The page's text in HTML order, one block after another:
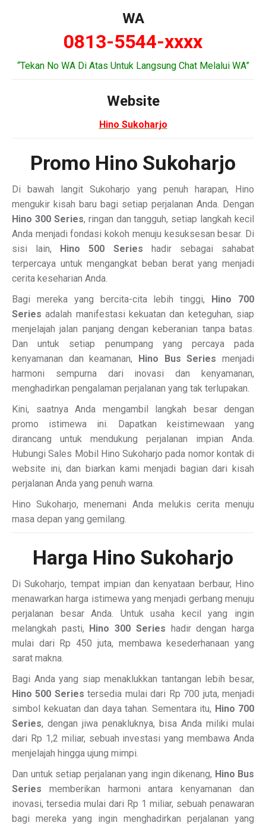
WA
0813-5544-xxxx
“Tekan No WA Di Atas Untuk Langsung Chat Melalui WA”
Website
Hino Sukoharjo
Promo Hino Sukoharjo
Di bawah langit Sukoharjo yang penuh harapan, Hino
mengukir kisah baru bagi setiap perjalanan Anda. Dengan
Hino 300 Series, ringan dan tangguh, setiap langkah kecil
Anda menjadi fondasi kokoh menuju kesuksesan besar. Di
sisi lain, Hino 500 Series hadir sebagai sahabat
terpercaya untuk mengangkat beban berat yang menjadi
cerita keseharian Anda.
Bagi mereka yang bercita-cita lebih tinggi, Hino 700
Series adalah manifestasi kekuatan dan keteguhan, siap
menjelajah jalan panjang dengan keberanian tanpa batas.
Dan untuk setiap penumpang yang percaya pada
kenyamanan dan keamanan, Hino Bus Series menjadi
harmoni sempurna dari inovasi dan kenyamanan,
menghadirkan pengalaman perjalanan yang tak terlupakan.
Kini, saatnya Anda mengambil langkah besar dengan
promo istimewa ini. Dapatkan keistimewaan yang
dirancang untuk mendukung perjalanan impian Anda.
Hubungi Sales Mobil Hino Sukoharjo pada nomor kontak di
website ini, dan biarkan kami menjadi bagian dari kisah
perjalanan Anda yang penuh warna.
Hino Sukoharjo, menemani Anda melukis cerita menuju
masa depan yang gemilang.
Harga Hino Sukoharjo
Di Sukoharjo, tempat impian dan kenyataan berbaur, Hino
menawarkan harga istimewa yang menjadi gerbang menuju
perjalanan besar Anda. Untuk usaha kecil yang ingin
melangkah pasti, Hino 300 Series hadir dengan harga
mulai dari Rp 450 juta, membawa kesederhanaan yang
sarat makna.
Bagi Anda yang siap menaklukkan tantangan lebih besar,
Hino 500 Series tersedia mulai dari Rp 700 juta, menjadi
simbol kekuatan dan daya tahan. Sementara itu, Hino 700
Series, dengan jiwa penakluknya, bisa Anda miliki mulai
dari Rp 1,2 miliar, sebuah investasi yang membawa Anda
menjelajah hingga ujung mimpi.
Dan untuk setiap perjalanan yang ingin dikenang, Hino Bus
Series memberikan harmoni antara kenyamanan dan
inovasi, tersedia mulai dari Rp 1 miliar, sebuah penawaran
bagi mereka yang ingin menghadirkan perjalanan yang